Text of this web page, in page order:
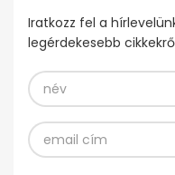
Iratkozz fel a
legérdekesebb